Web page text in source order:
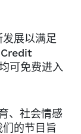
发展以满足
可免费进入
、社会情感
的节目旨